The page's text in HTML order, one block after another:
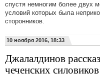
спустя немногим более двух
условий которых была
сторонников.
10 ноября 2016, 18:33
Джалалдинов
чеченских силовиков